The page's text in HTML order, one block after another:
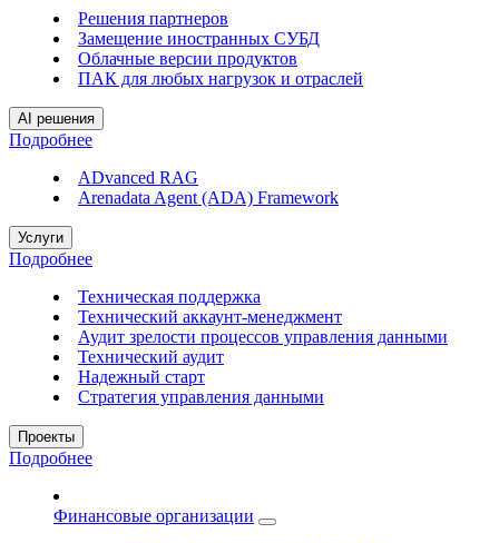
Решения партнеров
Замещение иностранных СУБД
Облачные версии продуктов
ПАК для любых нагрузок и отраслей
AI решения
Подробнее
ADvanced RAG
Arenadata Agent (ADA) Framework
Услуги
Подробнее
Техническая поддержка
Технический аккаунт-менеджмент
Аудит зрелости процессов управления данными
Технический аудит
Надежный старт
Стратегия управления данными
Проекты
Подробнее
Финансовые организации